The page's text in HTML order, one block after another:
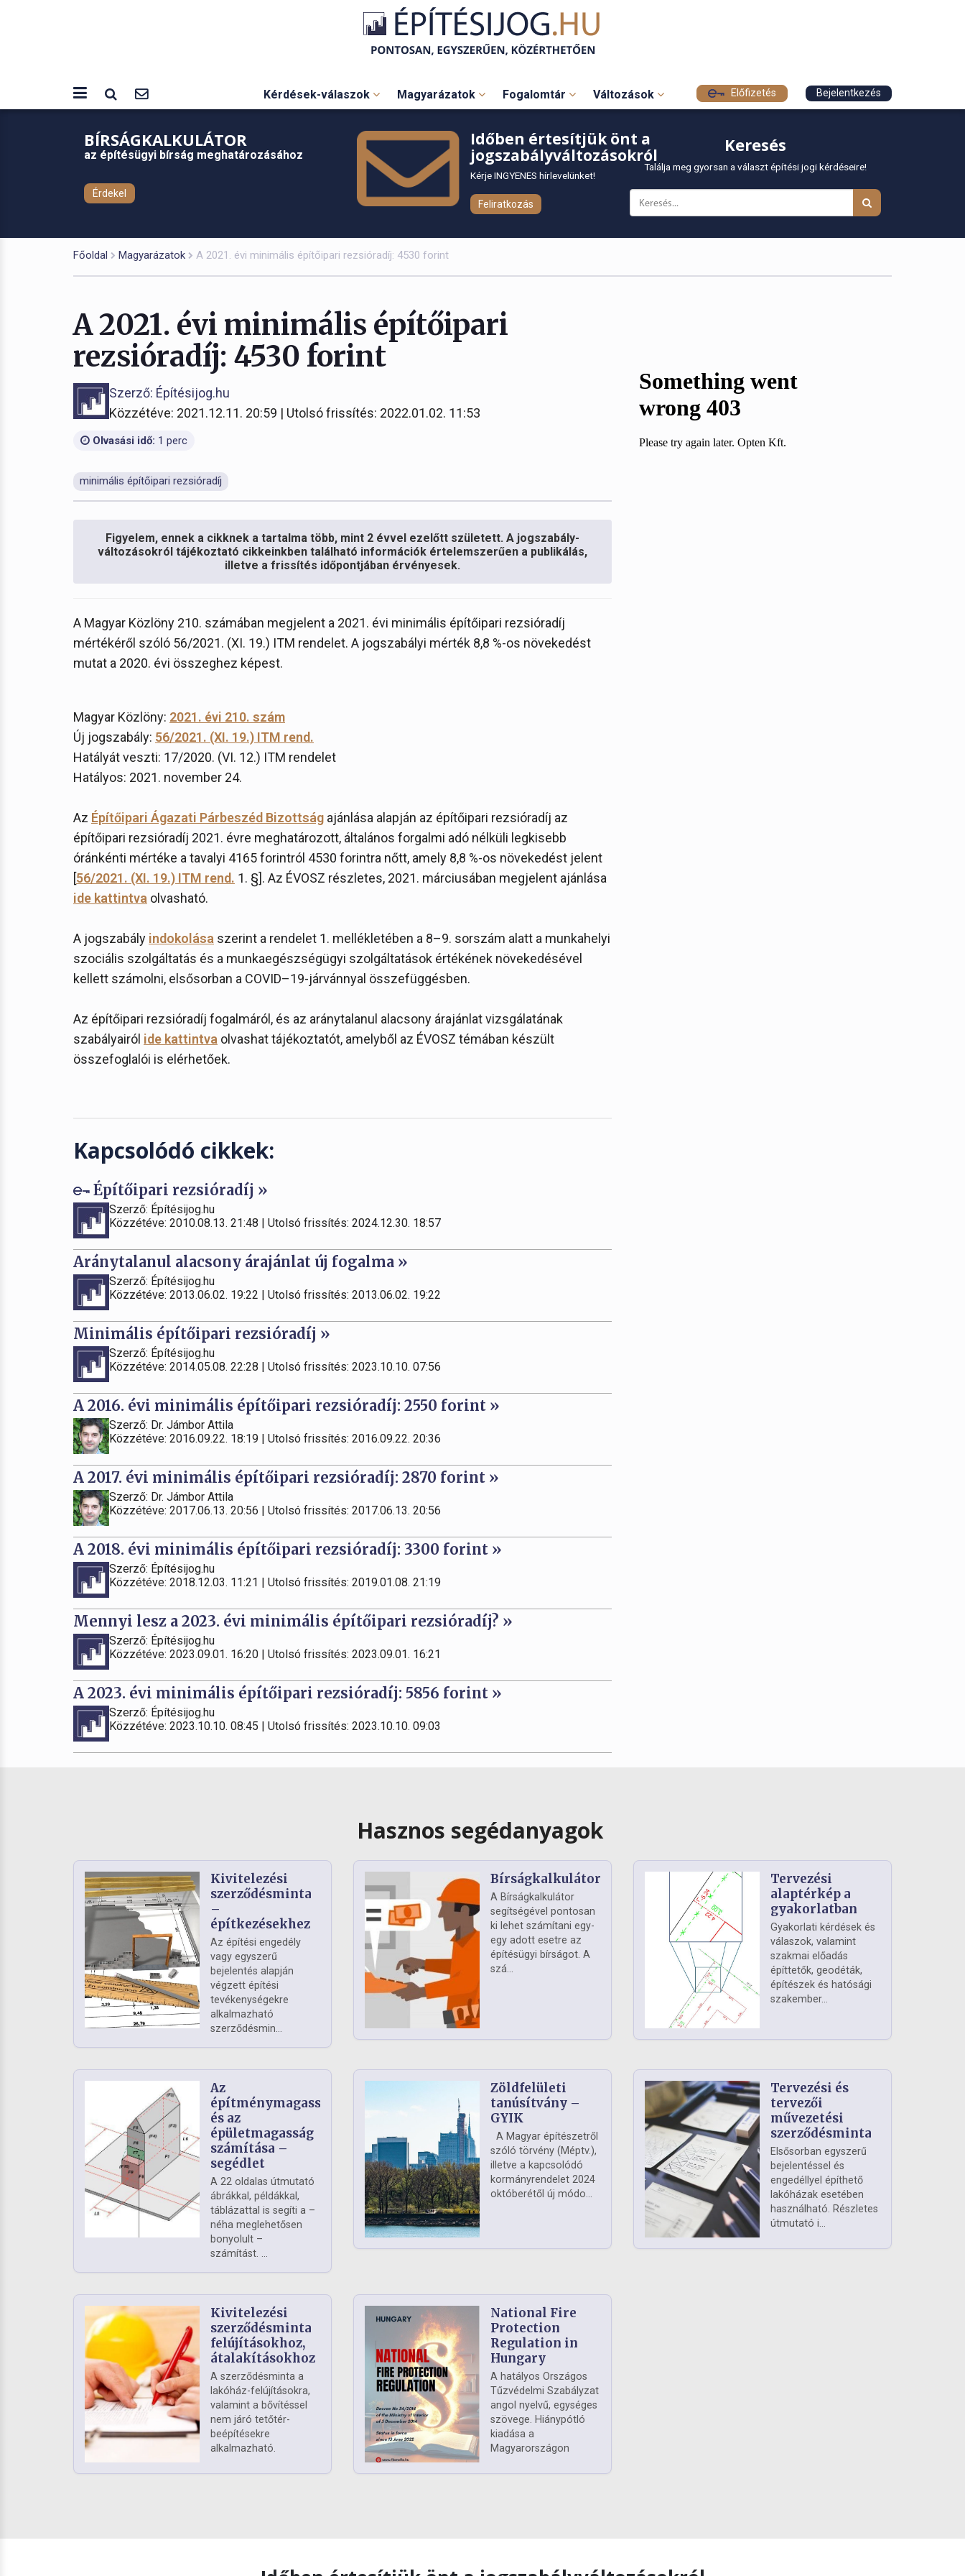
Kérdések-válaszok Magyarázatok Fogalomtár Változások Előfizetés Bejelentkezés
BÍRSÁGKALKULÁTOR
az építésügyi bírság meghatározásához
Érdekel
Időben értesítjük önt a
jogszabályváltozásokról
Kérje INGYENES hírlevelünket!
Feliratkozás
Keresés
Találja meg gyorsan a választ építési jogi kérdéseire!
Főoldal Magyarázatok A 2021. évi minimális építőipari rezsióradíj: 4530 forint
A 2021. évi minimális építőipari
rezsióradíj: 4530 forint
Szerző: Építésijog.hu
Közzétéve: 2021.12.11. 20:59 | Utolsó frissítés: 2022.01.02. 11:53
Olvasási idő: 1 perc
minimális építőipari rezsióradíj
Figyelem, ennek a cikknek a tartalma több, mint 2 évvel ezelőtt született. A jogszabály-
változásokról tájékoztató cikkeinkben található információk értelemszerűen a publikálás,
illetve a frissítés időpontjában érvényesek.
A Magyar Közlöny 210. számában megjelent a 2021. évi minimális építőipari rezsióradíj
mértékéről szóló 56/2021. (XI. 19.) ITM rendelet. A jogszabályi mérték 8,8 %-os növekedést
mutat a 2020. évi összeghez képest.
Magyar Közlöny: 2021. évi 210. szám
Új jogszabály: 56/2021. (XI. 19.) ITM rend.
Hatályát veszti: 17/2020. (VI. 12.) ITM rendelet
Hatályos: 2021. november 24.
Az Építőipari Ágazati Párbeszéd Bizottság ajánlása alapján az építőipari rezsióradíj az
építőipari rezsióradíj 2021. évre meghatározott, általános forgalmi adó nélküli legkisebb
óránkénti mértéke a tavalyi 4165 forintról 4530 forintra nőtt, amely 8,8 %-os növekedést jelent
[56/2021. (XI. 19.) ITM rend. 1. §]. Az ÉVOSZ részletes, 2021. márciusában megjelent ajánlása
ide kattintva olvasható.
A jogszabály indokolása szerint a rendelet 1. mellékletében a 8–9. sorszám alatt a munkahelyi
szociális szolgáltatás és a munkaegészségügyi szolgáltatások értékének növekedésével
kellett számolni, elsősorban a COVID–19-járvánnyal összefüggésben.
Az építőipari rezsióradíj fogalmáról, és az aránytalanul alacsony árajánlat vizsgálatának
szabályairól ide kattintva olvashat tájékoztatót, amelyből az ÉVOSZ témában készült
összefoglalói is elérhetőek.
Kapcsolódó cikkek:
Építőipari rezsióradíj »
Szerző: Építésijog.hu
Közzétéve: 2010.08.13. 21:48 | Utolsó frissítés: 2024.12.30. 18:57
Aránytalanul alacsony árajánlat új fogalma »
Szerző: Építésijog.hu
Közzétéve: 2013.06.02. 19:22 | Utolsó frissítés: 2013.06.02. 19:22
Minimális építőipari rezsióradíj »
Szerző: Építésijog.hu
Közzétéve: 2014.05.08. 22:28 | Utolsó frissítés: 2023.10.10. 07:56
A 2016. évi minimális építőipari rezsióradíj: 2550 forint »
Szerző: Dr. Jámbor Attila
Közzétéve: 2016.09.22. 18:19 | Utolsó frissítés: 2016.09.22. 20:36
A 2017. évi minimális építőipari rezsióradíj: 2870 forint »
Szerző: Dr. Jámbor Attila
Közzétéve: 2017.06.13. 20:56 | Utolsó frissítés: 2017.06.13. 20:56
A 2018. évi minimális építőipari rezsióradíj: 3300 forint »
Szerző: Építésijog.hu
Közzétéve: 2018.12.03. 11:21 | Utolsó frissítés: 2019.01.08. 21:19
Mennyi lesz a 2023. évi minimális építőipari rezsióradíj? »
Szerző: Építésijog.hu
Közzétéve: 2023.09.01. 16:20 | Utolsó frissítés: 2023.09.01. 16:21
A 2023. évi minimális építőipari rezsióradíj: 5856 forint »
Szerző: Építésijog.hu
Közzétéve: 2023.10.10. 08:45 | Utolsó frissítés: 2023.10.10. 09:03
Hasznos segédanyagok
Kivitelezési
szerződésminta
–
építkezésekhez
Az építési engedély
vagy egyszerű
bejelentés alapján
végzett építési
tevékenységekre
alkalmazható
szerződésmin...
Bírságkalkulátor
A Bírságkalkulátor
segítségével pontosan
ki lehet számítani egy-
egy adott esetre az
építésügyi bírságot. A
szá...
Tervezési
alaptérkép a
gyakorlatban
Gyakorlati kérdések és
válaszok, valamint
szakmai előadás
építtetők, geodéták,
építészek és hatósági
szakember...
Az
építménymagasság
és az
épületmagasság
számítása –
segédlet
A 22 oldalas útmutató
ábrákkal, példákkal,
táblázattal is segíti a –
néha meglehetősen
bonyolult –
számítást. ...
Zöldfelületi
tanúsítvány –
GYIK
A Magyar építészetről
szóló törvény (Méptv.),
illetve a kapcsolódó
kormányrendelet 2024
októberétől új módo...
Tervezési és
tervezői
művezetési
szerződésminta
Elsősorban egyszerű
bejelentéssel és
engedéllyel építhető
lakóházak esetében
használható. Részletes
útmutató i...
Kivitelezési
szerződésminta
felújításokhoz,
átalakításokhoz
A szerződésminta a
lakóház-felújításokra,
valamint a bővítéssel
nem járó tetőtér-
beépítésekre
alkalmazható.
National Fire
Protection
Regulation in
Hungary
A hatályos Országos
Tűzvédelmi Szabályzat
angol nyelvű, egységes
szövege. Hiánypótló
kiadása a
Magyarországon